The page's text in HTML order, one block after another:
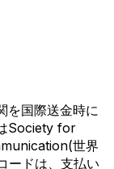
を国際送金時に
Society for
世界
ードは、支払い